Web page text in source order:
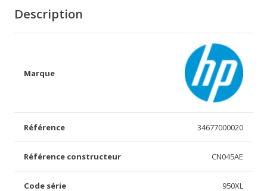
Description
Marque
Référence 34677000020
Référence constructeur CN045AE
Code série 950XL